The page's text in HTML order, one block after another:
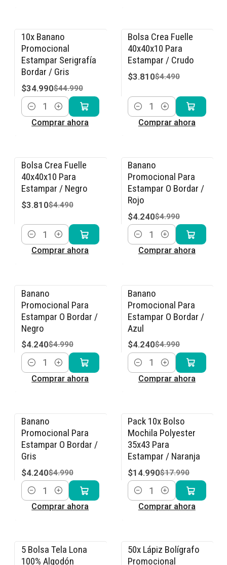
-22% OFF
10x Banano
Promocional
Estampar Serigrafía
Bordar / Gris
$34.990$44.990
Cantidad
Comprar ahora
-15% OFF
Bolsa Crea Fuelle
40x40x10 Para
Estampar / Crudo
$3.810$4.490
Cantidad
Comprar ahora
-15% OFF
Bolsa Crea Fuelle
40x40x10 Para
Estampar / Negro
$3.810$4.490
Cantidad
Comprar ahora
-15% OFF
Banano
Promocional Para
Estampar O Bordar /
Rojo
$4.240$4.990
Cantidad
Comprar ahora
-15% OFF
Banano
Promocional Para
Estampar O Bordar /
Negro
$4.240$4.990
Cantidad
Comprar ahora
-15% OFF
Banano
Promocional Para
Estampar O Bordar /
Azul
$4.240$4.990
Cantidad
Comprar ahora
-15% OFF
Banano
Promocional Para
Estampar O Bordar /
Gris
$4.240$4.990
Cantidad
Comprar ahora
-17% OFF
Pack 10x Bolso
Mochila Polyester
35x43 Para
Estampar / Naranja
$14.990$17.990
Cantidad
Comprar ahora
-15% OFF
5 Bolsa Tela Lona
100% Algodón
-9% OFF
50x Lápiz Bolígrafo
Promocional